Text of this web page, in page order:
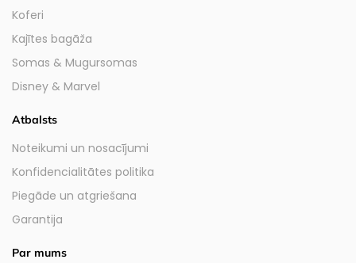
Koferi
Kajītes bagāža
Somas & Mugursomas
Disney & Marvel
Atbalsts
Noteikumi un nosacījumi
Konfidencialitātes politika
Piegāde un atgriešana
Garantija
Par mums